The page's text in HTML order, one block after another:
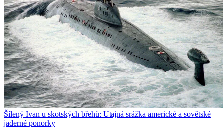
Šílený Ivan u skotských břehů: Utajná srážka americké a sovětské
jaderné ponorky